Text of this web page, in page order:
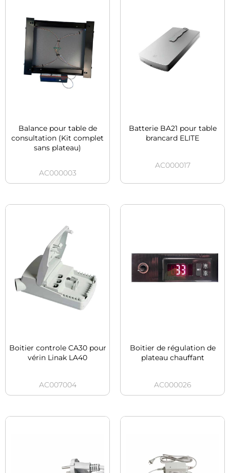
Balance pour table de
consultation (Kit complet
sans plateau)
AC000003
Batterie BA21 pour table
brancard ELITE
AC000017
Boitier controle CA30 pour
vérin Linak LA40
AC007004
Boitier de régulation de
plateau chauffant
AC000026